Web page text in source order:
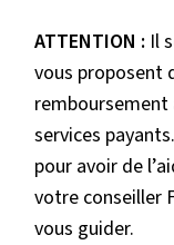
ATTENTION : Il
vous proposent
services
pour avoir de
votre conseiller
vous guider.